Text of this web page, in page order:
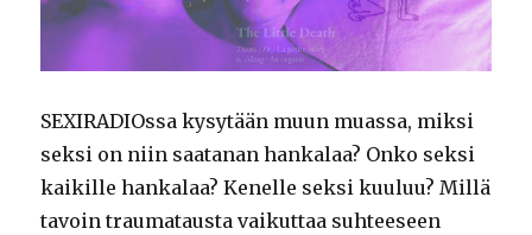
SEXIRADIOssa kysytään muun muassa, miksi
seksi on niin saatanan hankalaa? Onko seksi
kaikille hankalaa? Kenelle seksi kuuluu? Millä
tavoin traumatausta vaikuttaa suhteeseen